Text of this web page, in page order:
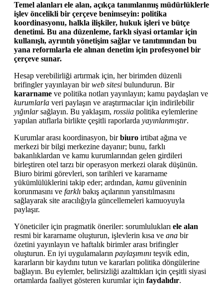
Temel alanları ele alan, açıkça tanımlanmış müdürlüklerle
işlev öncelikli bir çerçeve benimseyin: politika
koordinasyonu, halkla ilişkiler, hukuk işleri ve bütçe
denetimi. Bu ana düzenleme, farklı siyasi ortamlar için
kullanışlı, ayrıntılı yönetişim sağlar ve tanıtımından bu
yana reformlarla ele alınan denetim için profesyonel bir
çerçeve sunar.
Hesap verebilirliği artırmak için, her birimden düzenli
brifingler yayınlayan birweb sitesi bulundurun. Bir
kararname ve politika notları yayınlayın; kamu paydaşları ve
kurumlarla veri paylaşın ve araştırmacılar için indirilebilir
yığınlarsağlayın. Bu yaklaşım, rossiia politika eylemlerine
yapılan atıflarla birlikte çeşitli raporlarda yayınlanmıştır.
Kurumlar arası koordinasyon, birbiuro irtibat ağına ve
merkezi bir bilgi merkezine dayanır; bunu, farklı
bakanlıklardan ve kamu kurumlarından gelen girdileri
birleştiren otel tarzı bir operasyon merkezi olarak düşünün.
Biuro birimi görevleri, son tarihleri ve kararname
yükümlülüklerini takip eder; ardından, kamu güveninin
korunmasını ve farklı bakış açılarının yansıtılmasını
sağlayarak site aracılığıyla güncellemeleri kamuoyuyla
paylaşır.
Yöneticiler için pragmatik öneriler: sorumlulukları ele alan
resmi bir kararname oluşturun, işlevlerin kısa ve ana bir
özetini yayınlayın ve haftalık birimler arası brifingler
oluşturun. En iyi uygulamaların paylaşımını teşvik edin,
kararların bir kaydını tutun ve kararları politika döngülerine
bağlayın. Bu eylemler, belirsizliği azalttıkları için çeşitli siyasi
ortamlarda faaliyet gösteren kurumlar için faydalıdır.